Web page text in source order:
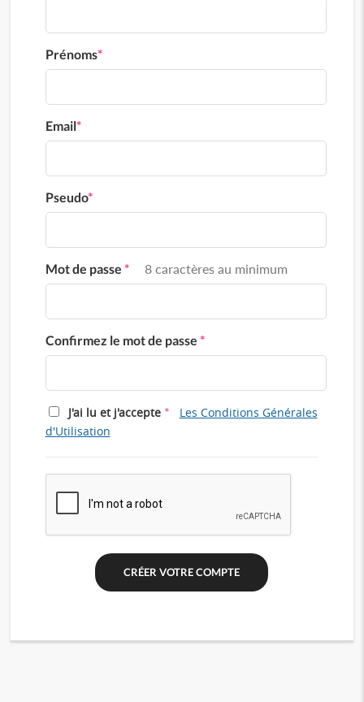
Prénoms*
Email*
Pseudo*
Mot de passe * 8 caractères au minimum
Confirmez le mot de passe *
J'ai lu et j'accepte *
Les Conditions Générales
d'Utilisation